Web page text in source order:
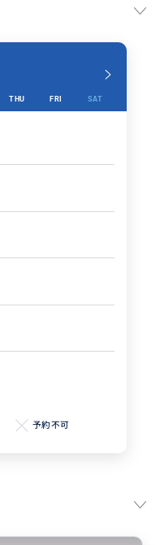
THU FRI SAT
予約不可